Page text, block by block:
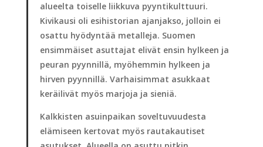
alueelta toiselle liikkuva pyyntikulttuuri.
Kivikausi oli esihistorian ajanjakso, jolloin ei
osattu hyödyntää metalleja. Suomen
ensimmäiset asuttajat elivät ensin hylkeen ja
peuran pyynnillä, myöhemmin hylkeen ja
hirven pyynnillä. Varhaisimmat asukkaat
keräilivät myös marjoja ja sieniä.
Kalkkisten asuinpaikan soveltuvuudesta
elämiseen kertovat myös rautakautiset